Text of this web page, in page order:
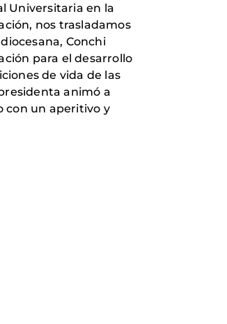
Universitaria en la
nos trasladamos
Conchi
para el desarrollo
de vida de las
animó a
con un aperitivo y